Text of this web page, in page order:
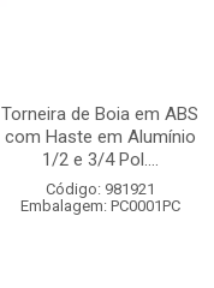
Torneira de Boia em ABS
com Haste em Alumínio
1/2 e 3/4 Pol....
Código: 981921
Embalagem: PC0001PC